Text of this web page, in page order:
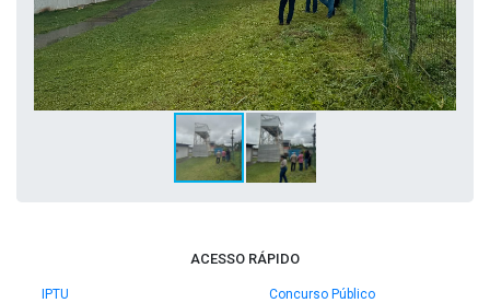
ACESSO RÁPIDO
IPTU
Concurso Público